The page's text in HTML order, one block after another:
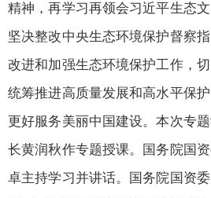
精神，再学习再领会习近平生态
坚决整改中央生态环境保护督察
改进和加强生态环境保护工作，
统筹推进高质量发展和高水平保
更好服务美丽中国建设。本次专
长黄润秋作专题授课。国务院国
卓主持学习并讲话。国务院国资